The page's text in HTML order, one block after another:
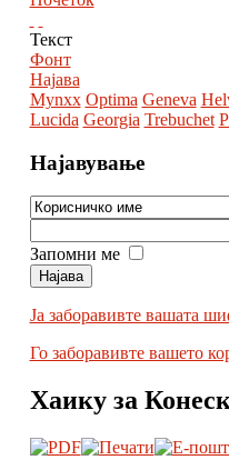
Текст
Фонт
Најава
Mynxx Optima Geneva
Lucida Georgia Trebuchet
Најавување
Запомни ме
Ја заборавивте вашата
Го заборавивте вашето
Хаику за